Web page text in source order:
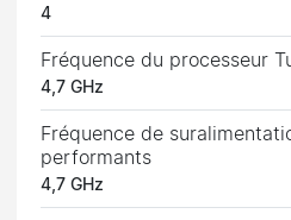
4
Fréquence du processeur
4,7 GHz
Fréquence de
performants
4,7 GHz